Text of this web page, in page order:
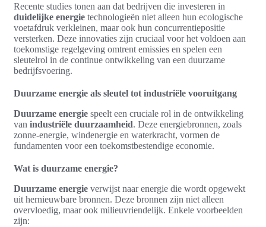
Recente studies tonen aan dat bedrijven die investeren in
duidelijke energie technologieën niet alleen hun ecologische
voetafdruk verkleinen, maar ook hun concurrentiepositie
versterken. Deze innovaties zijn cruciaal voor het voldoen aan
toekomstige regelgeving omtrent emissies en spelen een
sleutelrol in de continue ontwikkeling van een duurzame
bedrijfsvoering.
Duurzame energie als sleutel tot industriële vooruitgang
Duurzame energie speelt een cruciale rol in de ontwikkeling
van industriële duurzaamheid. Deze energiebronnen, zoals
zonne-energie, windenergie en waterkracht, vormen de
fundamenten voor een toekomstbestendige economie.
Wat is duurzame energie?
Duurzame energie verwijst naar energie die wordt opgewekt
uit hernieuwbare bronnen. Deze bronnen zijn niet alleen
overvloedig, maar ook milieuvriendelijk. Enkele voorbeelden
zijn: